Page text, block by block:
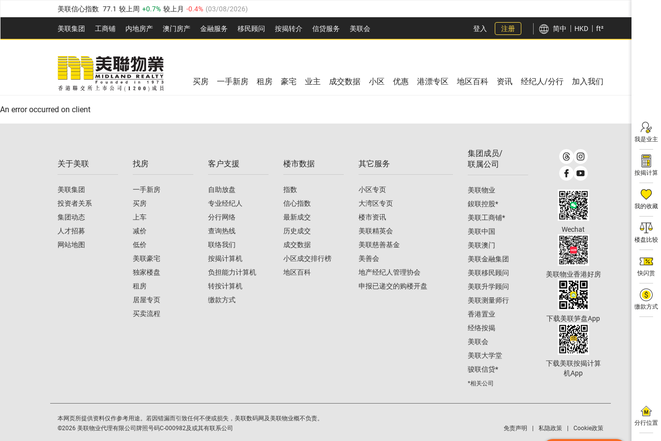
美联信心指数 77.1 较上周 0.7% 较上月 -0.4% (03/08/2026)
全港指数 149.1 较上周 0% 较上月 0.4% ( 03/08/2026
港岛指数 157.4 较上周 -0.3% 较上月 -0.8% (03/08/2026)
九龙指数 156.4 较上周 -0.1% 较上月
新界指数 134.8 较上周 0.1% 较上月 03/08/2026
美联信心指数 77.1 较上周 0.7% 较上月
美联集团 工商铺 内地房产 澳⻔房产 金融服务 移民顾问 按揭转介 信贷服务 美联会
全港指数 149.1 较上周 0% 较上月
美联信心指数 较上周 0.7% 03/08/2026
登入 注册 简中 HKD ft²
我是业主
按揭计算
我的收藏
楼盘比较
快闪赏
缴款方式
分行位置
买房 一手新房 租房 豪宅 业主 成交数据 小区 优惠 港漂专区 地区百科 资讯 经纪人/分行 加入我们
An error occurred on client
关于美联
美联集团
投资者关系
集团动态
人才招募
网站地图
找房
一手新房
买房
上车
减价
低价
美联豪宅
独家楼盘
租房
居屋专页
买卖流程
客户支援
自助放盘
专业经纪人
分行网络
查询热线
联络我们
按揭计算机
负担能力计算机
转按计算机
缴款方式
楼市数据
指数
信心指数
最新成交
历史成交
成交数据
小区成交排行榜
地区百科
其它服务
小区专页
大湾区专页
楼市资讯
美联精英会
美联慈善基金
美善会
地产经纪人管理协会
申报已递交的购楼开盘
集团成员/
联属公司
美联物业
鋑联控股*
美联工商铺*
美联中国
美联澳门
美联金融集团
美联移民顾问
美联升学顾问
美联测量师行
香港置业
经络按揭
美联会
美联大学堂
骏联信贷*
*相关公司
Wechat
美联物业香港好房
下载美联笋盘App
下载美联按揭计算
机App
本网页所提供资料仅作参考用途。若因错漏而引致任何不便或损失，美联数码网及美联物业概不负责。
©2026 美联物业代理有限公司牌照号码C-000982及或其有联系公司 免责声明 私隐政策 Cookie政策